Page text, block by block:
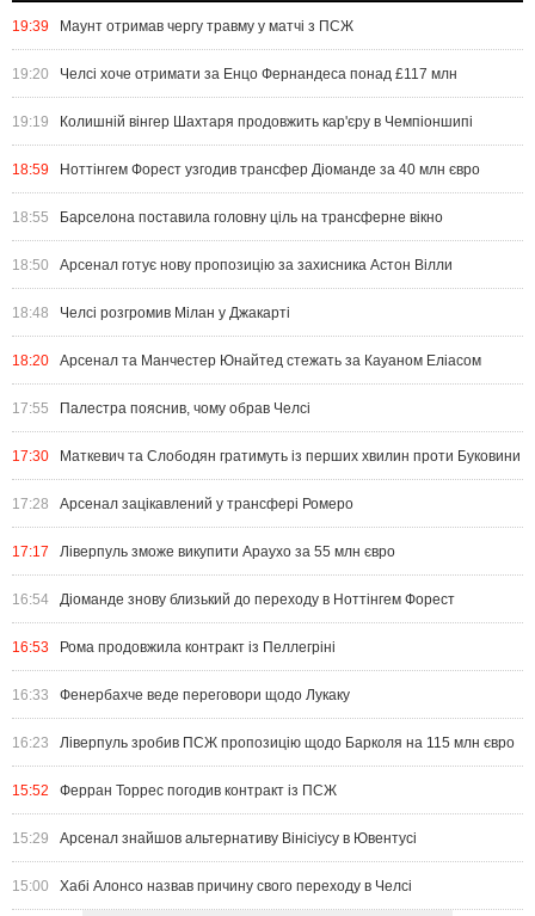
19:39 Маунт отримав чергу травму у матчі з ПСЖ
19:20 Челсі хоче отримати за Енцо Фернандеса понад £117 млн
19:19 Колишній вінгер Шахтаря продовжить кар'єру в Чемпіоншипі
18:59 Ноттінгем Форест узгодив трансфер Діоманде за 40 млн євро
18:55 Барселона поставила головну ціль на трансферне вікно
18:50 Арсенал готує нову пропозицію за захисника Астон Вілли
18:48 Челсі розгромив Мілан у Джакарті
18:20 Арсенал та Манчестер Юнайтед стежать за Кауаном Еліасом
17:55 Палестра пояснив, чому обрав Челсі
17:30 Маткевич та Слободян гратимуть із перших хвилин проти Буковини
17:28 Арсенал зацікавлений у трансфері Ромеро
17:17 Ліверпуль зможе викупити Араухо за 55 млн євро
16:54 Діоманде знову близький до переходу в Ноттінгем Форест
16:53 Рома продовжила контракт із Пеллегріні
16:33 Фенербахче веде переговори щодо Лукаку
16:23 Ліверпуль зробив ПСЖ пропозицію щодо Барколя на 115 млн євро
15:52 Ферран Торрес погодив контракт із ПСЖ
15:29 Арсенал знайшов альтернативу Вінісіусу в Ювентусі
15:00 Хабі Алонсо назвав причину свого переходу в Челсі